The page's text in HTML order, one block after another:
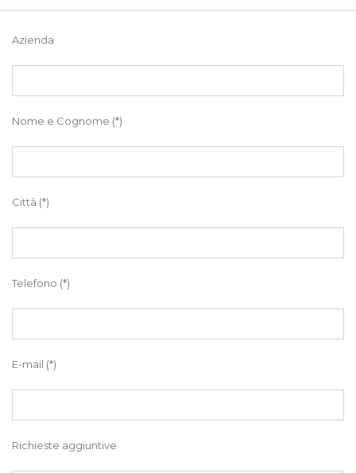
Azienda
Nome e Cognome (*)
Città (*)
Telefono (*)
E-mail (*)
Richieste aggiuntive